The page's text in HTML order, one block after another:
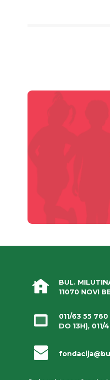
BUL.
11070 NOVI
011/63 55 760
DO 13H), 011/